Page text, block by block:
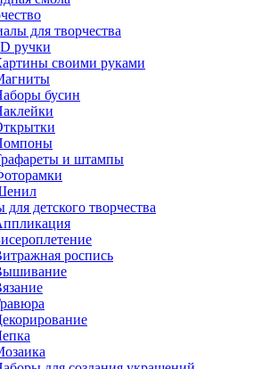
для творчества
ручки
своими руками
бусин
и штампы
детского творчества
роспись